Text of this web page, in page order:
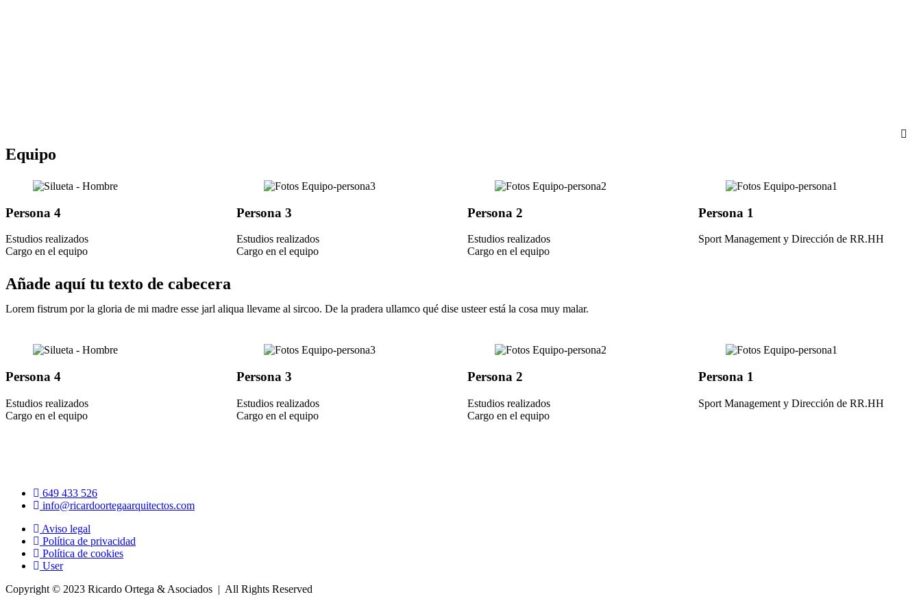
Equipo
Persona 4
Estudios realizados
Cargo en el equipo
Persona 3
Estudios realizados
Cargo en el equipo
Persona 2
Estudios realizados
Cargo en el equipo
Persona 1
Sport Management y Dirección de RR.HH
Añade aquí tu texto de cabecera
Lorem fistrum por la gloria de mi madre esse jarl aliqua llevame al sircoo. De la pradera ullamco qué dise usteer está la cosa muy malar.
Persona 4
Estudios realizados
Cargo en el equipo
Persona 3
Estudios realizados
Cargo en el equipo
Persona 2
Estudios realizados
Cargo en el equipo
Persona 1
Sport Management y Dirección de RR.HH
649 433 526
info@ricardoortegaarquitectos.com
Aviso legal
Política de privacidad
Política de cookies
User
Copyright © 2023 Ricardo Ortega & Asociados | All Rights Reserved